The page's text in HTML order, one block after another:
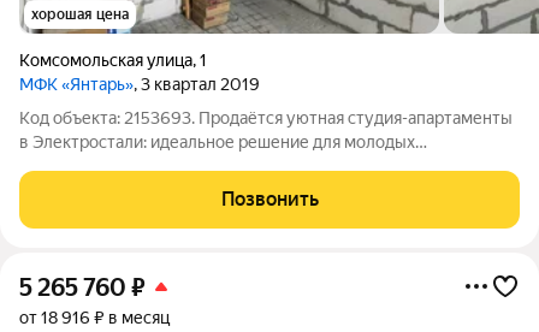
хорошая цена
Комсомольская улица,1
МФК «Янтарь», 3 квартал 2019
Код объекта: 2153693. Продаётся уютная студия-апартаменты
в Электростали: идеальное решение для молодых
находится на Комсомольской улице, дом построен в 2019 году.
Это современный монолитный дом с
Позвонить
5 265 760 ₽
от 18 916 ₽ в месяц